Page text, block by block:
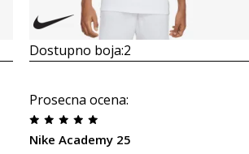
Dostupno boja:2
Prosecna ocena:
Nike Academy 25